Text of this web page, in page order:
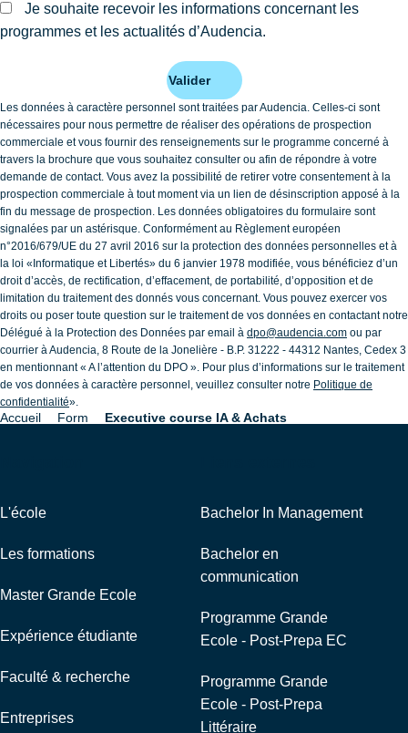
Je souhaite recevoir les informations concernant les
programmes et les actualités d’Audencia.
Valider
Les données à caractère personnel sont traitées par Audencia. Celles-ci sont
nécessaires pour nous permettre de réaliser des opérations de prospection
commerciale et vous fournir des renseignements sur le programme concerné à
travers la brochure que vous souhaitez consulter ou afin de répondre à votre
demande de contact. Vous avez la possibilité de retirer votre consentement à la
prospection commerciale à tout moment via un lien de désinscription apposé à la
fin du message de prospection. Les données obligatoires du formulaire sont
signalées par un astérisque. Conformément au Règlement européen
n°2016/679/UE du 27 avril 2016 sur la protection des données personnelles et à
la loi «Informatique et Libertés» du 6 janvier 1978 modifiée, vous bénéficiez d’un
droit d’accès, de rectification, d’effacement, de portabilité, d’opposition et de
limitation du traitement des donnés vous concernant. Vous pouvez exercer vos
droits ou poser toute question sur le traitement de vos données en contactant notre
Délégué à la Protection des Données par email à dpo@audencia.com ou par
courrier à Audencia, 8 Route de la Jonelière - B.P. 31222 - 44312 Nantes, Cedex 3
en mentionnant « A l’attention du DPO ». Pour plus d’informations sur le traitement
de vos données à caractère personnel, veuillez consulter notre Politique de
confidentialité».
Fil
Accueil Form Executive course IA & Achats
L'école
Les formations
Master Grande Ecole
Expérience étudiante
Faculté & recherche
Entreprises
Bachelor In Management
Bachelor en
communication
Programme Grande
Ecole - Post-Prepa EC
Programme Grande
Ecole - Post-Prepa
Littéraire